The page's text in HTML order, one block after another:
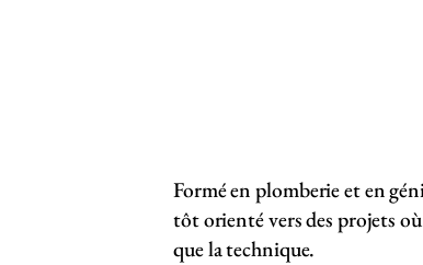
Formé en plomberie et en
tôt orienté vers des projets
que la technique.